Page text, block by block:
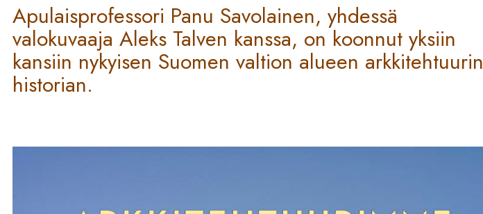
Apulaisprofessori Panu Savolainen, yhdessä
valokuvaaja Aleks Talven kanssa, on koonnut yksiin
kansiin nykyisen Suomen valtion alueen arkkitehtuurin
historian.